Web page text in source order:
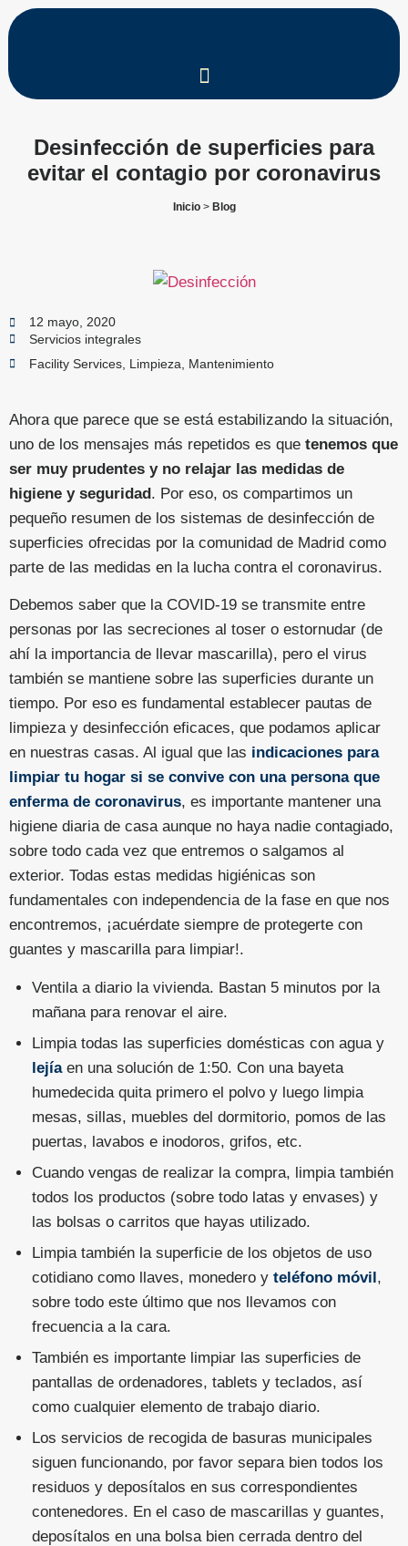
Desinfección de superficies para
evitar el contagio por coronavirus
Inicio> Blog
12 mayo, 2020
Servicios integrales
Facility Services Limpieza Mantenimiento
Ahora que parece que se está estabilizando la situación,
uno de los mensajes más repetidos es que tenemos que
ser muy prudentes y no relajar las medidas de
higiene y seguridad. Por eso, os compartimos un
pequeño resumen de los sistemas de desinfección de
superficies ofrecidas por la comunidad de Madrid como
parte de las medidas en la lucha contra el coronavirus.
Debemos saber que la COVID-19 se transmite entre
personas por las secreciones al toser o estornudar (de
ahí la importancia de llevar mascarilla), pero el virus
también se mantiene sobre las superficies durante un
tiempo. Por eso es fundamental establecer pautas de
limpieza y desinfección eficaces, que podamos aplicar
en nuestras casas. Al igual que las indicaciones para
limpiar tu hogar si se convive con una persona que
enferma de coronavirus, es importante mantener una
higiene diaria de casa aunque no haya nadie contagiado,
sobre todo cada vez que entremos o salgamos al
exterior. Todas estas medidas higiénicas son
fundamentales con independencia de la fase en que nos
encontremos, ¡acuérdate siempre de protegerte con
guantes y mascarilla para limpiar!.
Ventila a diario la vivienda. Bastan 5 minutos por la
mañana para renovar el aire.
Limpia todas las superficies domésticas con agua y
lejíaen una solución de 1:50. Con una bayeta
humedecida quita primero el polvo y luego limpia
mesas, sillas, muebles del dormitorio, pomos de las
puertas, lavabos e inodoros, grifos, etc.
Cuando vengas de realizar la compra, limpia también
todos los productos (sobre todo latas y envases) y
las bolsas o carritos que hayas utilizado.
Limpia también la superficie de los objetos de uso
cotidiano como llaves, monedero y teléfono móvil,
sobre todo este último que nos llevamos con
frecuencia a la cara.
También es importante limpiar las superficies de
pantallas de ordenadores, tablets y teclados, así
como cualquier elemento de trabajo diario.
Los servicios de recogida de basuras municipales
siguen funcionando, por favor separa bien todos los
residuos y deposítalos en sus correspondientes
contenedores. En el caso de mascarillas y guantes,
deposítalos en una bolsa bien cerrada dentro del